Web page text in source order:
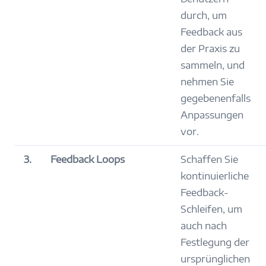
durch, um
Feedback aus
der Praxis zu
sammeln, und
nehmen Sie
gegebenenfalls
Anpassungen
vor.
3. Feedback Loops
Schaffen Sie
kontinuierliche
Feedback-
Schleifen, um
auch nach
Festlegung der
ursprünglichen